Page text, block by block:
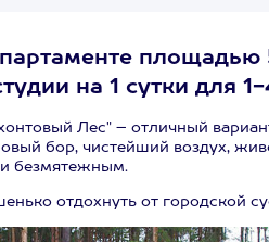
площадью
на 1 сутки для
Лес" – отличный
бор, чистейший воздух,
безмятежным.
отдохнуть от городской